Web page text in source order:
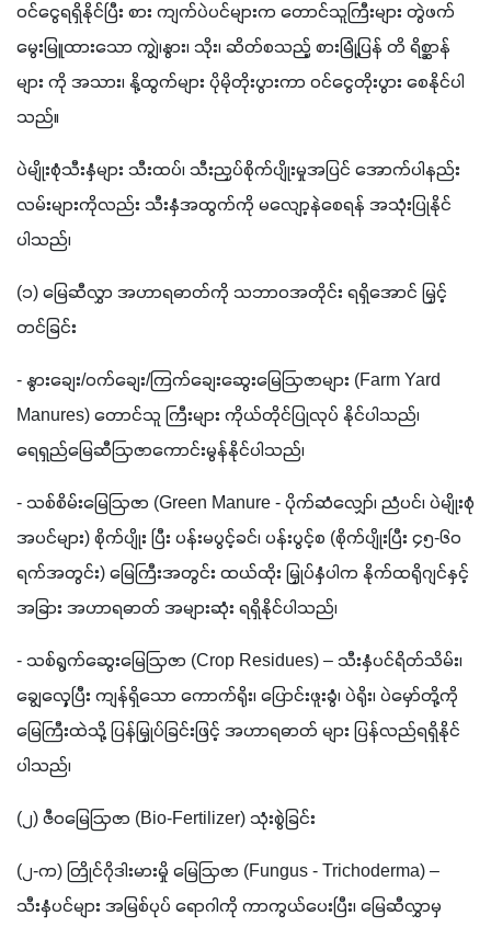
ဝင်ငွေရရှိနိုင်ပြီး စား ကျက်ပဲပင်များက တောင်သူကြီးများ တွဲဖက်
မွေးမြူထားသော ကျွဲ၊နွား၊ သိုး၊ ဆိတ်စသည့် စားမြုံ့ပြန် တိ ရိစ္ဆာန်
များ ကို အသား၊ နို့ထွက်များ ပိုမိုတိုးပွားကာ ဝင်ငွေတိုးပွား စေနိုင်ပါ
သည်။
ပဲမျိုးစုံသီးနှံများ သီးထပ်၊ သီးညှပ်စိုက်ပျိုးမှုအပြင် အောက်ပါနည်း
လမ်းများကိုလည်း သီးနှံအထွက်ကို မလျော့နဲစေရန် အသုံးပြုနိုင်
ပါသည်၊
(၁) မြေဆီလွှာ အဟာရဓာတ်ကို သဘာဝအတိုင်း ရရှိအောင် မြှင့်
တင်ခြင်း
- နွားချေး/ဝက်ချေး/ကြက်ချေးဆွေးမြေဩဇာများ (Farm Yard
Manures) တောင်သူ ကြီးများ ကိုယ်တိုင်ပြုလုပ် နိုင်ပါသည်၊
ရေရှည်မြေဆီဩဇာကောင်းမွန်နိုင်ပါသည်၊
- သစ်စိမ်းမြေဩဇာ (Green Manure - ပိုက်ဆံလျှော်၊ ညံပင်၊ ပဲမျိုးစုံ
အပင်များ) စိုက်ပျိုး ပြီး ပန်းမပွင့်ခင်၊ ပန်းပွင့်စ (စိုက်ပျိုးပြီး ၄၅-၆၀
ရက်အတွင်း) မြေကြီးအတွင်း ထယ်ထိုး မြှုပ်နှံပါက နိုက်ထရိုဂျင်နှင့်
အခြား အဟာရဓာတ် အများဆုံး ရရှိနိုင်ပါသည်၊
- သစ်ရွက်ဆွေးမြေဩဇာ (Crop Residues) – သီးနှံပင်ရိတ်သိမ်း၊
ချွေလှေ့ပြီး ကျန်ရှိသော ကောက်ရိုး၊ ပြောင်းဖူးခွံ၊ ပဲရိုး၊ ပဲမှော်တို့ကို
မြေကြီးထဲသို့ ပြန်မြှုပ်ခြင်းဖြင့် အဟာရဓာတ် များ ပြန်လည်ရရှိနိုင်
ပါသည်၊
(၂) ဇီဝမြေဩဇာ (Bio-Fertilizer) သုံးစွဲခြင်း
(၂-က) တြိုင်ဂိုဒါးမားမှို မြေဩဇာ (Fungus - Trichoderma) –
သီးနှံပင်များ အမြစ်ပုပ် ရောဂါကို ကာကွယ်ပေးပြီး၊ မြေဆီလွှာမှ